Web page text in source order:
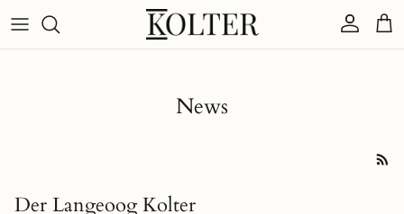
Konto
News
Der Langeoog Kolter